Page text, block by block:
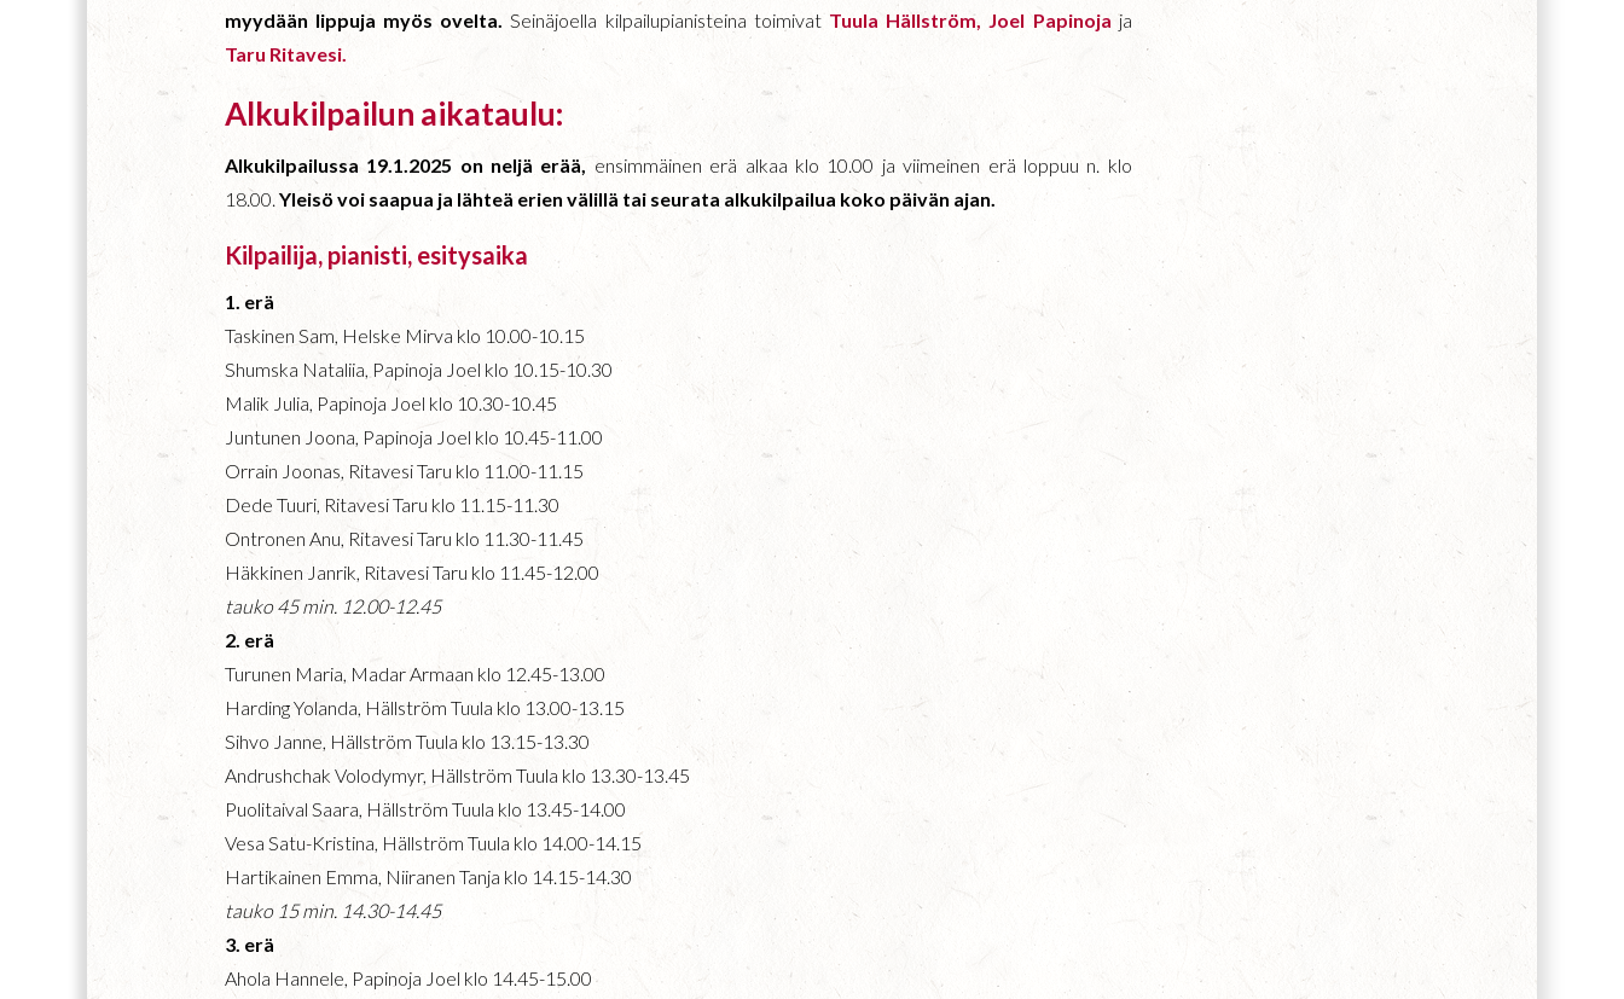
myydään lippuja myös ovelta.Seinäjoella kilpailupianisteina toimivat Tuula Hällström, Joel Papinoja ja
Taru Ritavesi.
Alkukilpailun aikataulu:
Alkukilpailussa 19.1.2025 on neljä erää, ensimmäinen erä alkaa klo 10.00 ja viimeinen erä loppuu n. klo
18.00. Yleisö voi saapua ja lähteä erien välillä tai seurata alkukilpailua koko päivän ajan.
Kilpailija, pianisti, esitysaika
1. erä
Taskinen Sam, Helske Mirva klo 10.00-10.15
Shumska Nataliia, Papinoja Joel klo 10.15-10.30
Malik Julia, Papinoja Joel klo 10.30-10.45
Juntunen Joona, Papinoja Joel klo 10.45-11.00
Orrain Joonas, Ritavesi Taru klo 11.00-11.15
Dede Tuuri, Ritavesi Taru klo 11.15-11.30
Ontronen Anu, Ritavesi Taru klo 11.30-11.45
Häkkinen Janrik, Ritavesi Taru klo 11.45-12.00
tauko 45 min. 12.00-12.45
2. erä
Turunen Maria, Madar Armaan klo 12.45-13.00
Harding Yolanda, Hällström Tuula klo 13.00-13.15
Sihvo Janne, Hällström Tuula klo 13.15-13.30
Andrushchak Volodymyr, Hällström Tuula klo 13.30-13.45
Puolitaival Saara, Hällström Tuula klo 13.45-14.00
Vesa Satu-Kristina, Hällström Tuula klo 14.00-14.15
Hartikainen Emma, Niiranen Tanja klo 14.15-14.30
tauko 15 min. 14.30-14.45
3. erä
Ahola Hannele, Papinoja Joel klo 14.45-15.00